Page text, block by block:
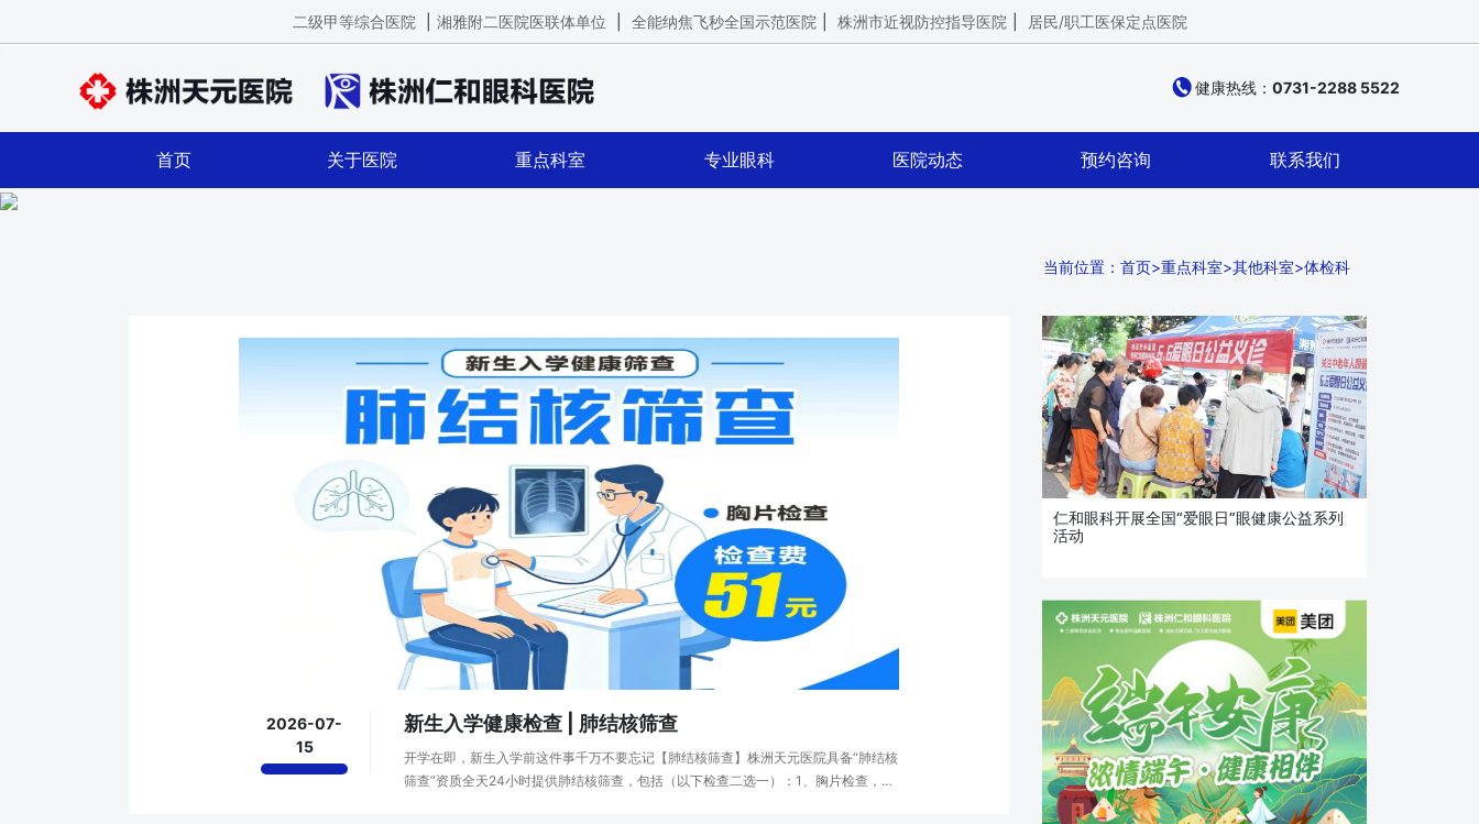
二级甲等综合医院 湘雅附二医院医联体单位 全能纳焦飞秒全国示范医院 株洲市近视防控指导医院 居民/职工医保定点医院
健康热线： 0731-2288 5522
首页 关于医院 重点科室 专业眼科 医院动态 预约咨询 联系我们
当前位置： 首页>重点科室>其他科室>体检科
2026-07-
15
新生入学健康检查 | 肺结核筛查
开学在即，新生入学前这件事千万不要忘记【肺结核筛查】株洲天元医院具备“肺结核
筛查”资质全天24小时提供肺结核筛查，包括（以下检查二选一）：1、胸片检查，51
仁和眼科开展全国“爱眼日”眼健康公益系列
活动